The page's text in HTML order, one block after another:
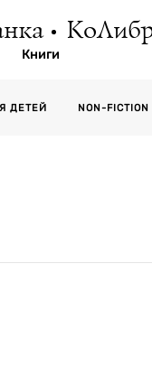
Книги
ДЕТЕЙ NON-FICTION